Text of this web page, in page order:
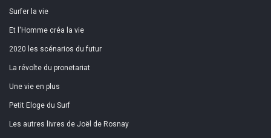
Surfer la vie
Et l'Homme créa la vie
2020 les scénarios du futur
La révolte du pronetariat
Une vie en plus
Petit Eloge du Surf
Les autres livres de Joël de Rosnay